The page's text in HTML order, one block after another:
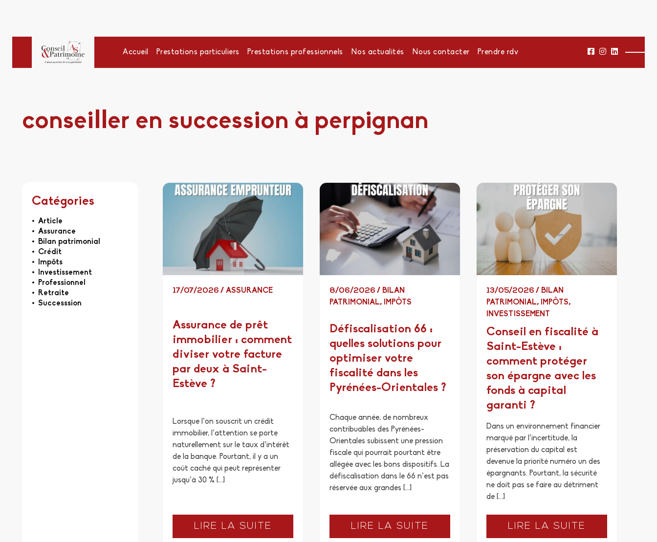
Accueil Prestations particuliers Prestations professionnels Nos actualités Nous contacter Prendre rdv
conseiller en succession à perpignan
Catégories
Article
Assurance
Bilan patrimonial
Crédit
Impôts
Investissement
Professionnel
Retraite
Successsion
17/07/2026 / ASSURANCE
Assurance de prêt
immobilier : comment
diviser votre facture
par deux à Saint-
Estève ?
Lorsque l’on souscrit un crédit
immobilier, l’attention se porte
naturellement sur le taux d’intérêt
de la banque. Pourtant, il y a un
coût caché qui peut représenter
jusqu’à 30 % […]
LIRE LA SUITE
8/06/2026 / BILAN
PATRIMONIAL, IMPÔTS
Défiscalisation 66 :
quelles solutions pour
optimiser votre
fiscalité dans les
Pyrénées-Orientales ?
Chaque année, de nombreux
contribuables des Pyrénées-
Orientales subissent une pression
fiscale qui pourrait pourtant être
allégée avec les bons dispositifs. La
défiscalisation dans le 66 n’est pas
réservée aux grandes […]
LIRE LA SUITE
13/05/2026 / BILAN
PATRIMONIAL, IMPÔTS,
INVESTISSEMENT
Conseil en fiscalité à
Saint-Estève :
comment protéger
son épargne avec les
fonds à capital
garanti ?
Dans un environnement financier
marqué par l’incertitude, la
préservation du capital est
devenue la priorité numéro un des
épargnants. Pourtant, la sécurité
ne doit pas se faire au détriment
de […]
LIRE LA SUITE